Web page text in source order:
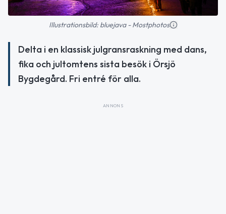
Illustrationsbild: bluejava - Mostphotos
Delta i en klassisk julgransraskning med dans,
fika och jultomtens sista besök i Örsjö
Bygdegård. Fri entré för alla.
ANNONS